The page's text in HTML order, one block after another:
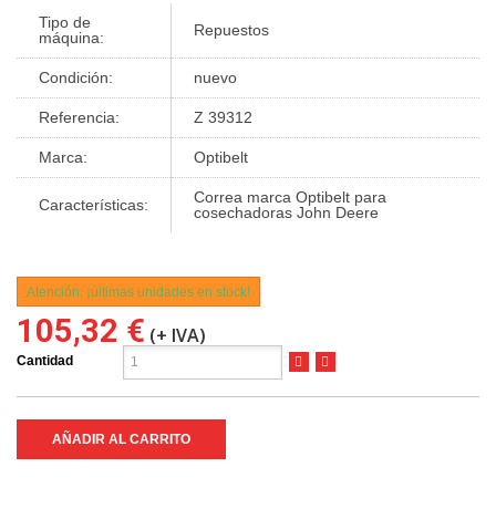
Tipo de
máquina:
Repuestos
Condición: nuevo
Referencia: Z 39312
Marca: Optibelt
Características:
Correa marca Optibelt para
cosechadoras John Deere
Atención: ¡últimas unidades en stock!
105,32 € (+ IVA)
Cantidad
AÑADIR AL CARRITO